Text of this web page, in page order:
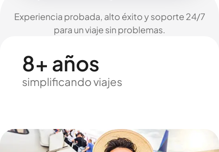
Experiencia probada, alto éxito y soporte 24/7
para un viaje sin problemas.
8+ años
simplificando viajes